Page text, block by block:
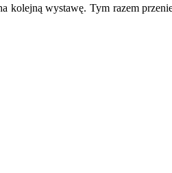
wystawę. Tym razem